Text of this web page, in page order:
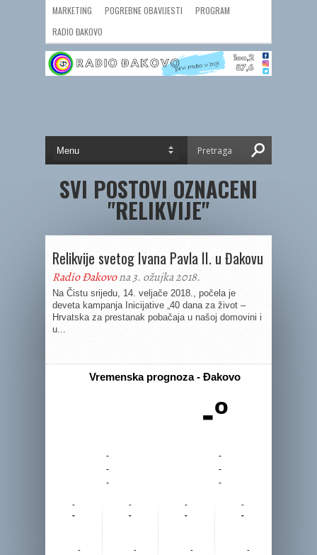
MARKETING POGREBNE OBAVIJESTI
PROGRAM
RADIO ĐAKOVO
SVI POSTOVI OZNACENI
"RELIKVIJE"
Relikvije svetog Ivana Pavla II. u Đakovu
Radio Đakovona 3. ožujka 2018.
Na Čistu srijedu, 14. veljače 2018., počela je
deveta kampanja Inicijative „40 dana za život –
Hrvatska za prestanak pobačaja u našoj domovini i
u...
Vremenska prognoza - Đakovo
-º
-
-
-
-
-
-
-
-
-
-
-
-
-
-
-
-
-
-